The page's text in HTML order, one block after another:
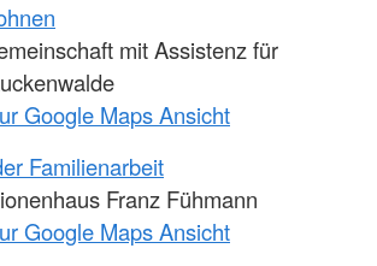
mit Assistenz für
Google Maps Ansicht
Familienarbeit
Franz Fühmann
Google Maps Ansicht